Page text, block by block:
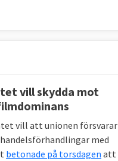
vill skydda mot
vill att unionen försvarar
med
betonade på torsdagen att